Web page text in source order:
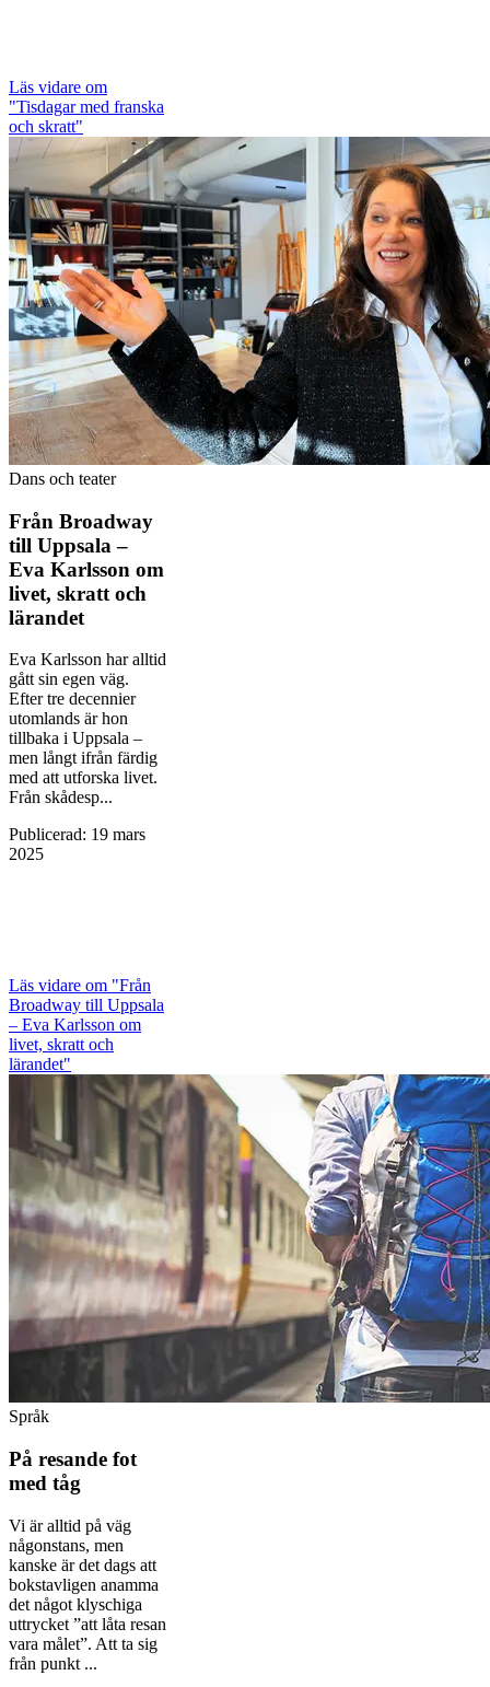
Läs vidare om
"Tisdagar med franska
och skratt"
Dans och teater
Från Broadway
till Uppsala –
Eva Karlsson om
livet, skratt och
lärandet
Eva Karlsson har alltid
gått sin egen väg.
Efter tre decennier
utomlands är hon
tillbaka i Uppsala –
men långt ifrån färdig
med att utforska livet.
Från skådesp...
Publicerad: 19 mars
2025
Läs vidare om "Från
Broadway till Uppsala
– Eva Karlsson om
livet, skratt och
lärandet"
Språk
På resande fot
med tåg
Vi är alltid på väg
någonstans, men
kanske är det dags att
bokstavligen anamma
det något klyschiga
uttrycket ”att låta resan
vara målet”. Att ta sig
från punkt ...